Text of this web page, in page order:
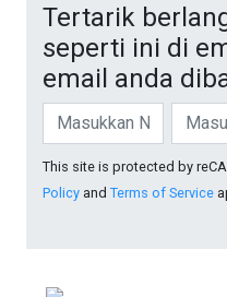
Tertarik
seperti ini di
email anda
This site is protected by
Policy and Terms of Service